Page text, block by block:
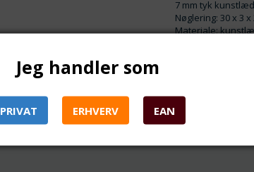
7 mm tyk
Nøglering: 30 x 3 x
Materiale:
Farve: som på
Jeg handler som
PRIVAT ERHVERV EAN